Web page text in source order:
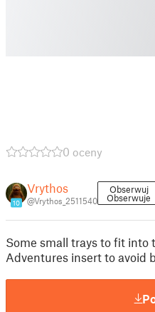
0 oceny
10
Vrythos
@Vrythos_2511540
Obserwuj
Obserwuje
Some small trays to fit into
Adventures insert to avoid